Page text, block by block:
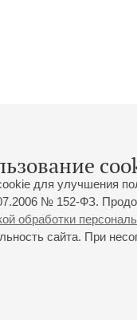
для улучшения
№ 152-ФЗ.
обработки
сайта. При